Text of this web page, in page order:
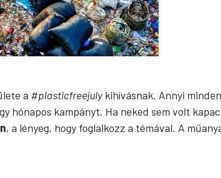
a #plasticfreejulykihívásnak. Annyi
hónapos kampányt. Ha neked sem volt
, a lényeg, hogy foglalkozz a témával. A